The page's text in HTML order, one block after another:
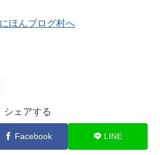
シェアする
Facebook LINE